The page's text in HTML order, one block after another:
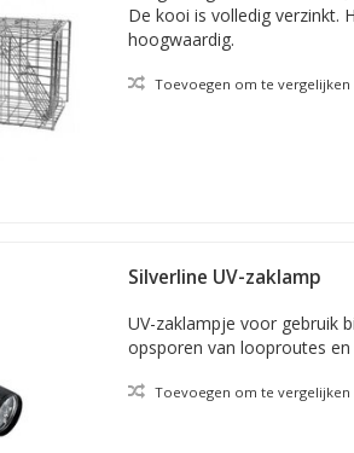
De kooi is volledig verzinkt.
hoogwaardig.
Toevoegen om te vergelijken
Silverline UV-zaklamp
UV-zaklampje voor gebruik
opsporen van looproutes
Toevoegen om te vergelijken